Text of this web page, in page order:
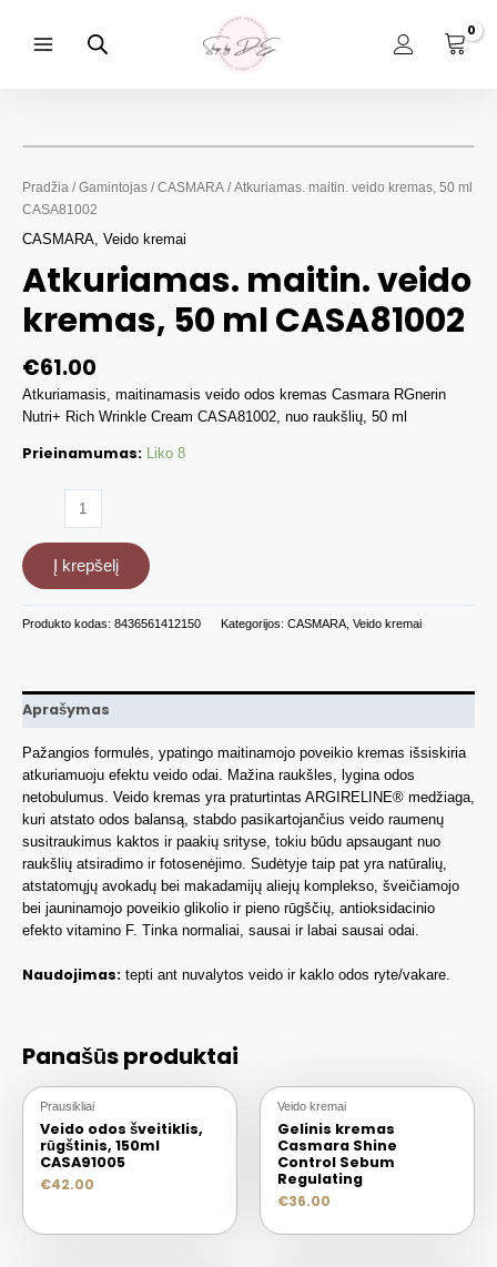
turinio
Pradžia /Gamintojas /CASMARA / Atkuriamas. maitin. veido kremas, 50 ml
CASA81002
CASMARA, Veido kremai
Atkuriamas. maitin. veido
kremas, 50 ml CASA81002
€61.00
Atkuriamasis, maitinamasis veido odos kremas Casmara RGnerin
Nutri+ Rich Wrinkle Cream CASA81002, nuo raukšlių, 50 ml
Prieinamumas: Liko 8
Atkuriamas.
maitin.
veido
50
Į krepšelį
Produkto kodas: 8436561412150 Kategorijos: CASMARA Veido kremai
Aprašymas
Pažangios formulės, ypatingo maitinamojo poveikio kremas išsiskiria
atkuriamuoju efektu veido odai. Mažina raukšles, lygina odos
netobulumus. Veido kremas yra praturtintas ARGIRELINE® medžiaga,
kuri atstato odos balansą, stabdo pasikartojančius veido raumenų
susitraukimus kaktos ir paakių srityse, tokiu būdu apsaugant nuo
raukšlių atsiradimo ir fotosenėjimo. Sudėtyje taip pat yra natūralių,
atstatomųjų avokadų bei makadamijų aliejų komplekso, šveičiamojo
bei jauninamojo poveikio glikolio ir pieno rūgščių, antioksidacinio
efekto vitamino F. Tinka normaliai, sausai ir labai sausai odai.
Naudojimas: tepti ant nuvalytos veido ir kaklo odos ryte/vakare.
Panašūs produktai
Prausikliai
Veido odos šveitiklis,
rūgštinis, 150ml
CASA91005
€42.00
Veido kremai
Gelinis kremas
Casmara Shine
Control Sebum
Regulating
€36.00